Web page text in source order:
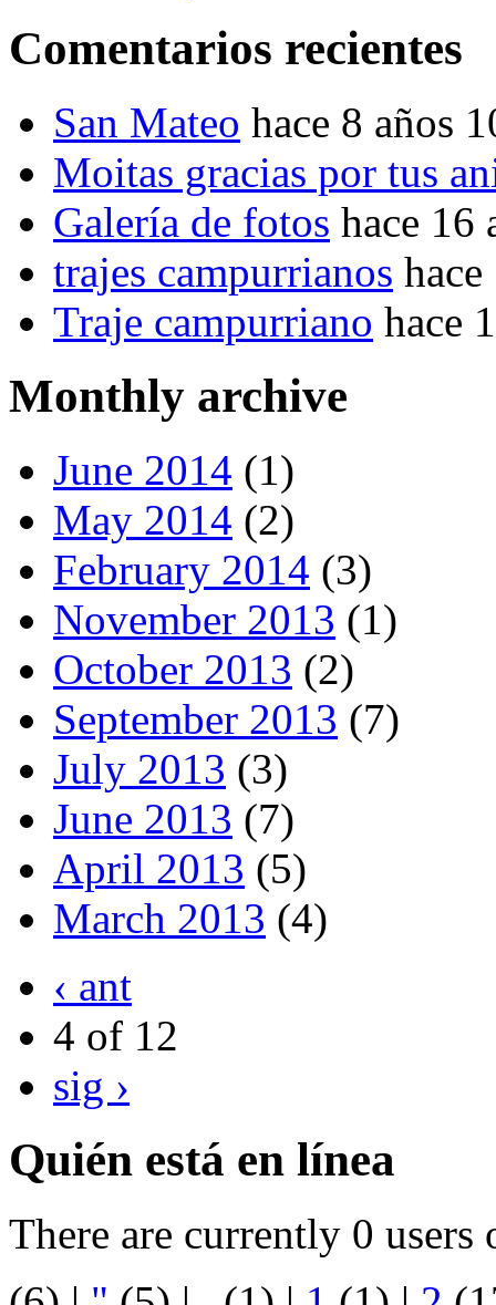
Comentarios recientes
San Mateo hace 8 años
Moitas gracias por tus
Galería de fotos hace 16
trajes campurrianos
Traje campurriano hace
Monthly archive
June 2014 (1)
May 2014 (2)
February 2014 (3)
November 2013 (1)
October 2013 (2)
September 2013 (7)
July 2013 (3)
June 2013 (7)
April 2013 (5)
March 2013 (4)
‹ ant
4 of 12
sig ›
Quién está en línea
There are currently 0 users